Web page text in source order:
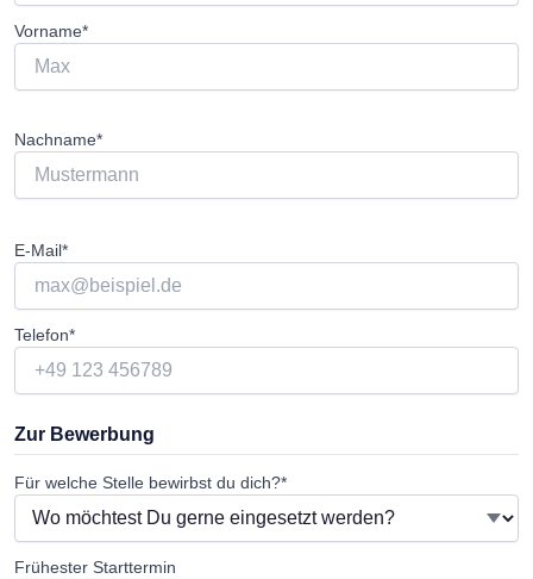
Vorname*
Nachname*
E-Mail*
Telefon*
Zur Bewerbung
Für welche Stelle bewirbst du dich?*
Frühester Starttermin